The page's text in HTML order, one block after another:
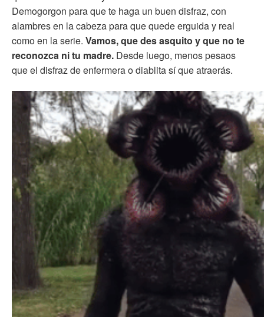
Demogorgon para que te haga un buen disfraz, con
alambres en la cabeza para que quede erguida y real
como en la serie. Vamos, que des asquito y que no te
reconozca ni tu madre. Desde luego, menos pesaos
que el disfraz de enfermera o diablita sí que atraerás.